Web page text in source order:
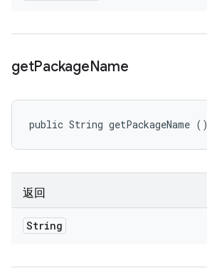
getPackageName
public String getPackageName ()
返回
String